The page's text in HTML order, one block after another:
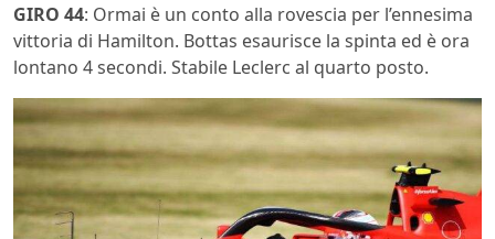
GIRO 44: Ormai è un conto alla rovescia per l’ennesima
vittoria di Hamilton. Bottas esaurisce la spinta ed è ora
lontano 4 secondi. Stabile Leclerc al quarto posto.